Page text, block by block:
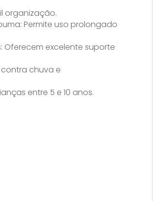
organização.
Permite uso prolongado
Oferecem excelente suporte
contra chuva e
entre 5 e 10 anos.